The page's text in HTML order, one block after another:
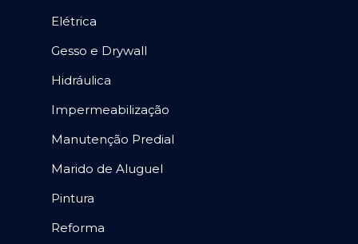
Elétrica
Gesso e Drywall
Hidráulica
Impermeabilização
Manutenção Predial
Marido de Aluguel
Pintura
Reforma